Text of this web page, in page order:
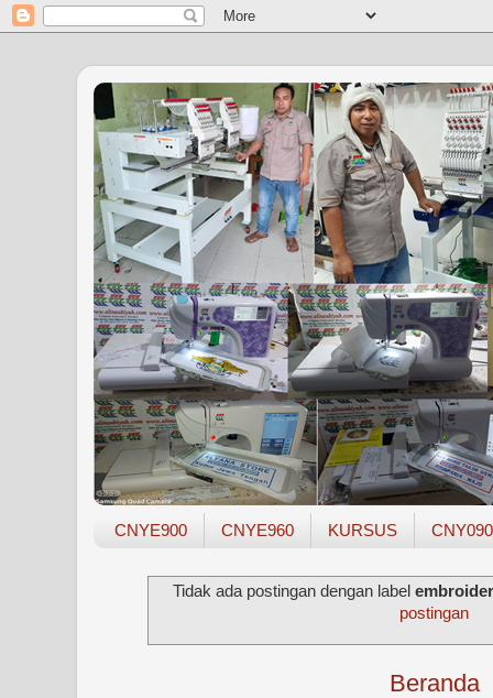
CNYE900 CNYE960 KURSUS
Tidak ada postingan dengan label
postingan
Beranda